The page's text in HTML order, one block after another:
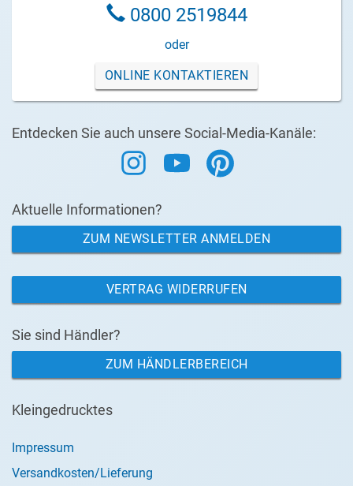
0800 2519844
oder
ONLINE KONTAKTIEREN
Entdecken Sie auch unsere Social-Media-Kanäle:
Aktuelle Informationen?
ZUM NEWSLETTER ANMELDEN
VERTRAG WIDERRUFEN
Sie sind Händler?
ZUM HÄNDLERBEREICH
Kleingedrucktes
Impressum
Versandkosten/Lieferung